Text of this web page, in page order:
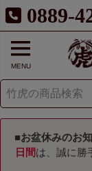
0889-
MENU
■お盆休みのお
日間は、誠に勝